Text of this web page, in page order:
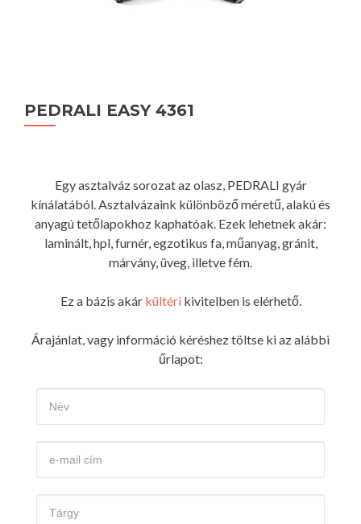
PEDRALI EASY 4361
Egy asztalváz sorozat az olasz, PEDRALI gyár
kínálatából. Asztalvázaink különböző méretű, alakú és
anyagú tetőlapokhoz kaphatóak. Ezek lehetnek akár:
laminált, hpl, furnér, egzotikus fa, műanyag, gránit,
márvány, üveg, illetve fém.
Ez a bázis akár kültérikivitelben is elérhető.
Árajánlat, vagy információ kéréshez töltse ki az alábbi
űrlapot: